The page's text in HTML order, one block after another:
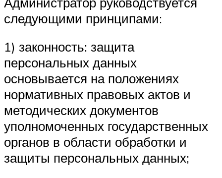
следующими принципами:
1) законность: защита
персональных данных
основывается на положениях
нормативных правовых актов и
методических документов
уполномоченных государственных
органов в области обработки и
защиты персональных данных;